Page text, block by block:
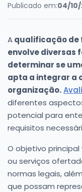
Publicado em:04/
Aqualificação de
envolve diversas
determinar se
apta a integrar a
organização.
diferentes
potencial para
requisitos
O objetivo
ou serviços
normas legais,
que possam